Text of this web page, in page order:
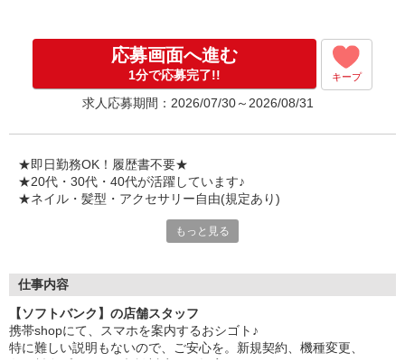
入社祝い金10万円支給(規定有)
お友達を紹介頂くと,
インセンティブ支給(規定有)
゜・。○。・゜+゜・。○。・゜+゜
応募画面へ進む
1分で応募完了!! キープ
求人応募期間：2026/07/30～2026/08/31
★即日勤務OK！履歴書不要★
★20代・30代・40代が活躍しています♪
★ネイル・髪型・アクセサリー自由(規定あり)
各キャリアの新機種が特別価格で購入OK！！
特別割引価格でご利用可能☆
お得に過ごしたいあなたの味方です♪
もっと見る
仕事内容
【ソフトバンク】の店舗スタッフ
携帯shopにて、スマホを案内するおシゴト♪
特に難しい説明もないので、ご安心を。新規契約、機種変更、